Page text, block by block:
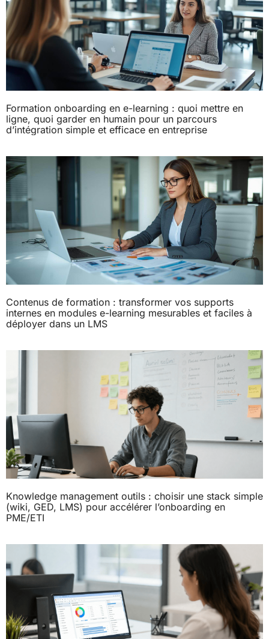
Formation onboarding en e-learning : quoi mettre en
ligne, quoi garder en humain pour un parcours
d’intégration simple et efficace en entreprise
Contenus de formation : transformer vos supports
internes en modules e-learning mesurables et faciles à
déployer dans un LMS
Knowledge management outils : choisir une stack simple
(wiki, GED, LMS) pour accélérer l’onboarding en
PME/ETI